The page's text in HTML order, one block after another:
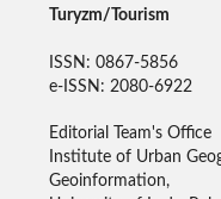
Turyzm/Tourism
ISSN: 0867-5856
e-ISSN: 2080-6922
Editorial Team's Office
Institute of Urban
Geoinformation,